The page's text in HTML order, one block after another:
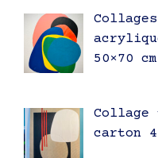
50×70 cm
carton